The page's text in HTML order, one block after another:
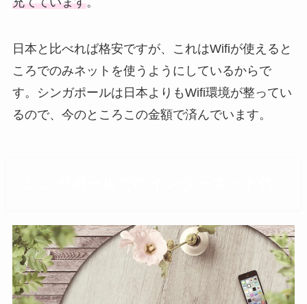
日本と比べれば格安ですが、これはWifiが使えると
ころでのみネットを使うようにしているからで
す。シンガポールは日本よりもWifi環境が整ってい
るので、今のところこの金額で済んでいます。